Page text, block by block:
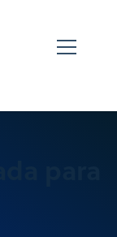
para